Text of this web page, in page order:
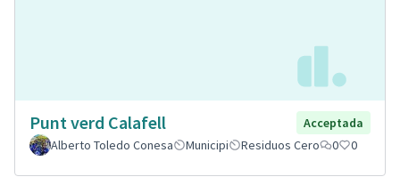
Punt verd Calafell
Acceptada
Alberto Toledo Conesa
Municipi Residuos Cero 0 0